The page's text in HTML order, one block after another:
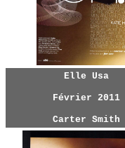
Elle Usa
Février 2011
Carter Smith